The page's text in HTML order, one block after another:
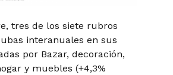
tres de los siete rubros
interanuales en sus
por Bazar, decoración,
y muebles (+4,3%